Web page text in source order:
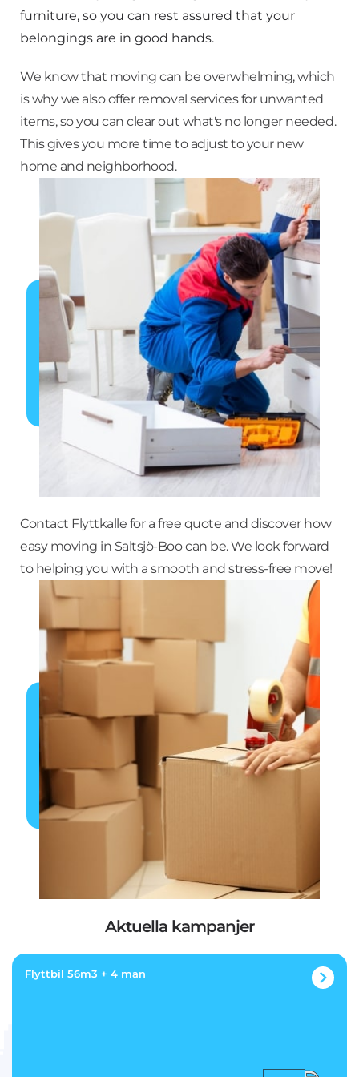
kassaskåp.
furniture, so you can rest assured that your
belongings are in good hands.
We know that moving can be overwhelming, which
is why we also offer removal services for unwanted
items, so you can clear out what's no longer needed.
This gives you more time to adjust to your new
home and neighborhood.
Contact Flyttkalle for a free quote and discover how
easy moving in Saltsjö-Boo can be. We look forward
to helping you with a smooth and stress-free move!
Aktuella kampanjer
Flyttbil 56m3 + 4 man